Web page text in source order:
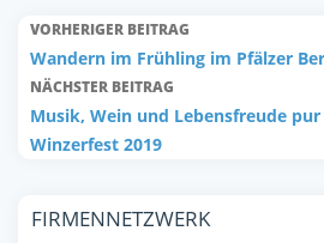
VORHERIGER BEITRAG
Wandern im Frühling im Pfälzer
NÄCHSTER BEITRAG
Musik, Wein und Lebensfreude
Winzerfest 2019
FIRMENNETZWERK